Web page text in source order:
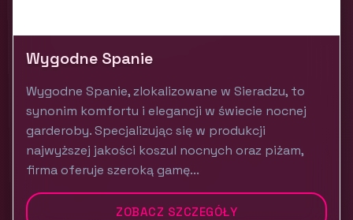
Wygodne Spanie
Wygodne Spanie, zlokalizowane w Sieradzu, to
synonim komfortu i elegancji w świecie nocnej
garderoby. Specjalizując się w produkcji
najwyższej jakości koszul nocnych oraz piżam,
firma oferuje szeroką gamę...
ZOBACZ SZCZEGÓŁY